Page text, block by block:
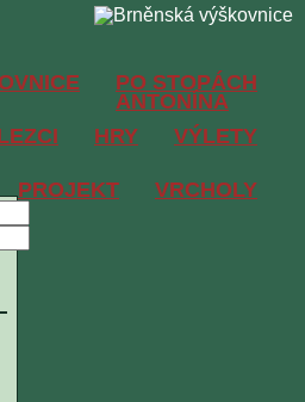
PO STOPÁCH
ANTONÍNA
VÝLETY
HRY
VRCHOLY
PROJEKT